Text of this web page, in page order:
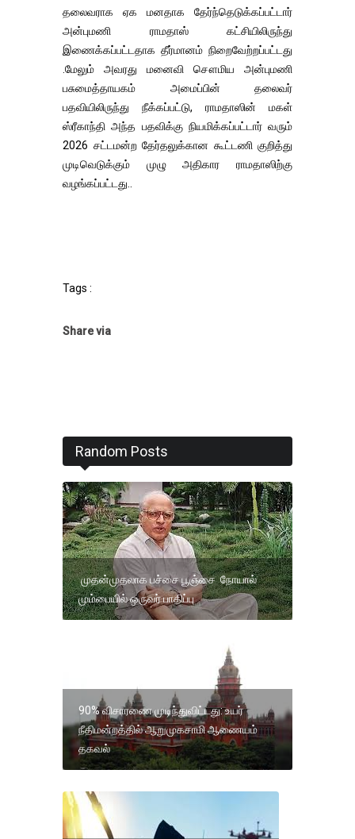
தலைவராக ஏக மனதாக தேர்ந்தெடுக்கப்பட்டார்
அன்புமணி ராமதாஸ் கட்சியிலிருந்து
இணைக்கப்பட்டதாக தீர்மானம் நிறைவேற்றப்பட்டது
.மேலும் அவரது மனைவி சௌமிய அன்புமணி
பசுமைத்தாயகம் அமைப்பின் தலைவர்
பதவியிலிருந்து நீக்கப்பட்டு, ராமதாஸின் மகள்
ஸ்ரீகாந்தி அந்த பதவிக்கு நியமிக்கப்பட்டார் வரும்
2026 சட்டமன்ற தேர்தலுக்கான கூட்டணி குறித்து
முடிவெடுக்கும் முழு அதிகார ராமதாஸிற்கு
வழங்கப்பட்டது..
Tags :
Share via
Random Posts
முதன்முதலாக பச்சை பூஞ்சை நோயால்
மும்பையில் ஒருவர் பாதிப்பு
90% விசாரணை முடிந்துவிட்டது: உயர்
நீதிமன்றத்தில் ஆறுமுகசாமி ஆணையம்
தகவல்